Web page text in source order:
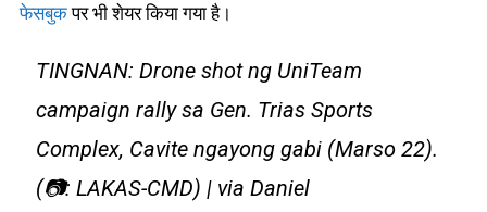
फेसबुकपर भी शेयर किया गया है।
TINGNAN: Drone shot ng UniTeam
campaign rally sa Gen. Trias Sports
Complex, Cavite ngayong gabi (Marso 22).
(📷: LAKAS-CMD) | via Daniel